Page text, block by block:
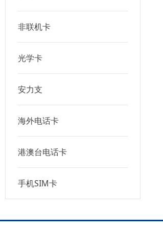
非联机卡
光学卡
安力支
海外电话卡
港澳台电话卡
手机SIM卡